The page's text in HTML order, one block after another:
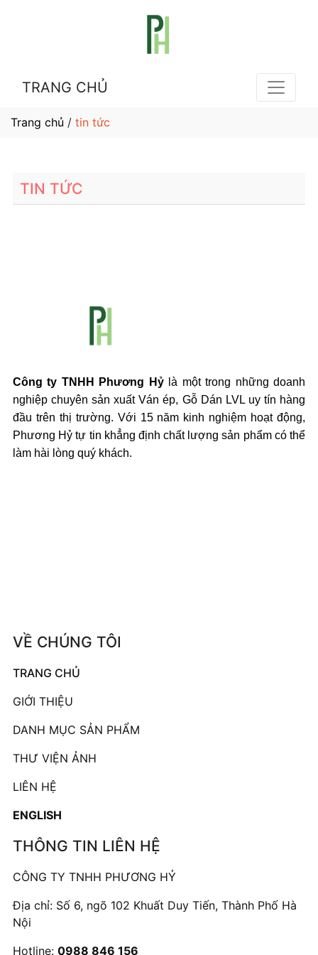
TRANG CHỦ
Trang chủ / tin tức
TIN TỨC
Công ty TNHH Phương Hỷlà một trong những doanh
nghiệp chuyên sản xuất Ván ép, Gỗ Dán LVL uy tín hàng
đầu trên thị trường. Với 15 năm kinh nghiệm hoạt động,
Phương Hỷ tự tin khẳng định chất lượng sản phẩm có thể
làm hài lòng quý khách.
VỀ CHÚNG TÔI
TRANG CHỦ
GIỚI THIỆU
DANH MỤC SẢN PHẨM
THƯ VIỆN ẢNH
LIÊN HỆ
ENGLISH
THÔNG TIN LIÊN HỆ
CÔNG TY TNHH PHƯƠNG HỶ
Địa chỉ: Số 6, ngõ 102 Khuất Duy Tiến, Thành Phố Hà
Nội
Hotline: 0988 846 156